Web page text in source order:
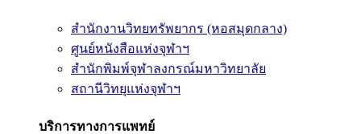
สำนักงานวิทยทรัพยากร (หอสมุดกลาง)
ศูนย์หนังสือแห่งจุฬาฯ
สำนักพิมพ์จุฬาลงกรณ์มหาวิทยาลัย
สถานีวิทยุแห่งจุฬาฯ
บริการทางการแพทย์